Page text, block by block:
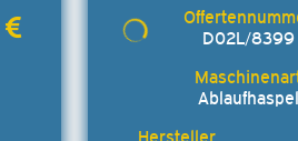
D02L/8399
Ablaufhaspel